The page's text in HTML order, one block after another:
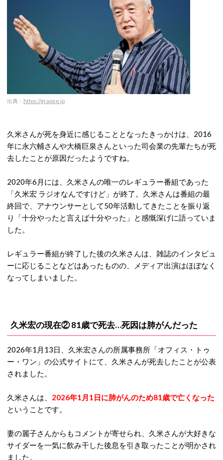
出典： https://grapee.jp
久米さんが死を身近に感じることとなったきっかけは、2016
年に永六輔さんや大橋巨泉さんといった司会業の先輩たちが死
去したことが原因だったようですね。
2020年6月には、久米さんの唯一のレギュラー番組であった
「久米宏 ラジオなんですけど」が終了。久米さんは番組の最
終回で、アナウンサーとして50年活動してきたことを振り返
り「十分やったと言えば十分やった」と感慨深げに語っていま
した。
レギュラー番組が終了した後の久米さんは、雑誌のインタビュ
ーに応じることなどはあったものの、メディア出演はほぼなく
なってしまいました。
久米宏の現在② 81歳で死去…死因は肺がんだった
2026年1月13日、久米宏さんの所属事務所「オフィス・トゥ
ー・ワン」の公式サイトにて、久米さんが死去したことが公表
されました。
久米さんは、 2026年1月1日に肺がんのため81歳で亡くなった
ということです。
妻の麗子さんからもコメントが寄せられ、久米さんが大好きな
サイダーを一気に飲み干した後息を引き取ったことが明かされ
ました。